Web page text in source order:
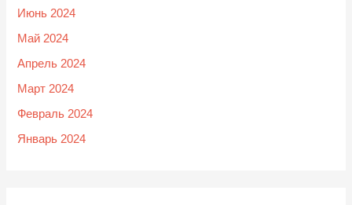
Июнь 2024
Май 2024
Апрель 2024
Март 2024
Февраль 2024
Январь 2024